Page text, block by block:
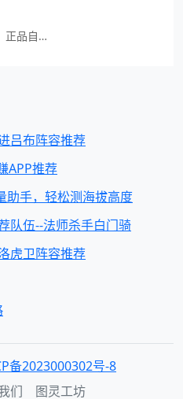
专业汽车保养平台、正品自营
吕布阵容推荐
APP推荐
助手，轻松测海拔高度
队伍--法师杀手白门骑
虎卫阵容推荐
备2023000302号-8
们 图灵工坊